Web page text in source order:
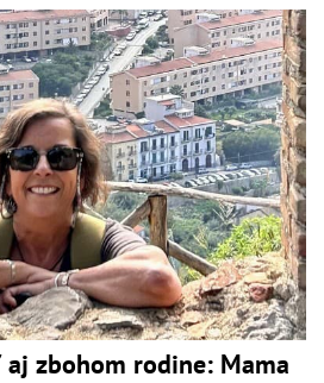
zbohom rodine: Mama